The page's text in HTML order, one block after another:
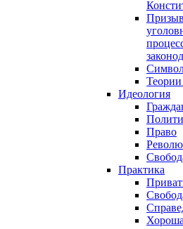
Теории
Идеология
Право
Практика